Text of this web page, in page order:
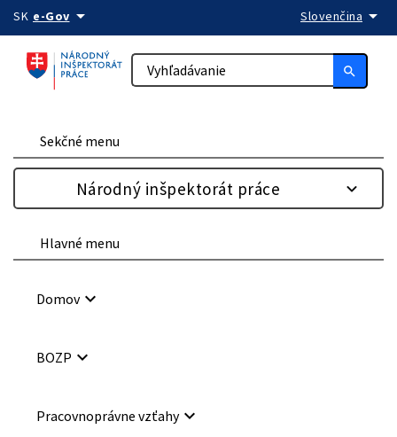
Preskočiť na obsah
SK e-Govarrow_drop_down Slovenčina arrow_drop_down
search
Sekčné menu
Národný inšpektorát práce
Hlavné menu
Domovkeyboard_arrow_down
BOZP keyboard_arrow_down
Pracovnoprávne vzťahykeyboard_arrow_down